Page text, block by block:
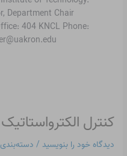
Department Chair
404 KNCL Phone:
کنترل
دیدگاه‌ خود را بنویسید /
کنترل
الکترواستاتیک
در